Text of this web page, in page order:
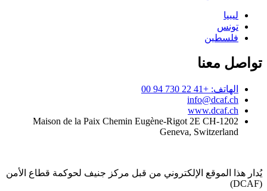
ليبيا
تونس
فلسطين
تواصل معنا
الهاتف: +41 22 730 94 00
info@dcaf.ch
www.dcaf.ch
Maison de la Paix Chemin Eugène-Rigot 2E CH-1202
Geneva, Switzerland
يُدار هذا الموقع الإلكتروني من قبل مركز جنيف لحوكمة قطاع الأمن
(DCAF)